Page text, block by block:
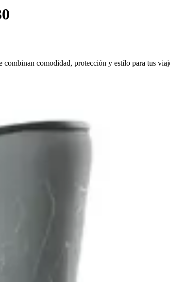
comodidad, protección y estilo para tus